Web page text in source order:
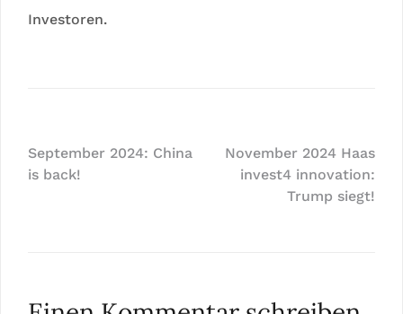
Investoren.
Beitragsnavigation
September 2024: China
is back!
November 2024 Haas
invest4 innovation:
Trump siegt!